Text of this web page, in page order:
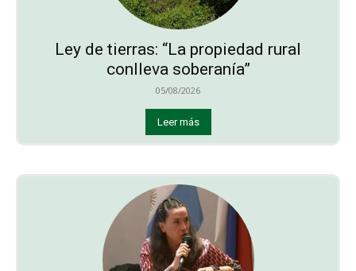
Ley de tierras: “La propiedad rural
conlleva soberanía”
05/08/2026
Leer más